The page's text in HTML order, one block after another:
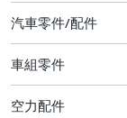
其他汽車零配件
原廠=規格大燈.正
汽車零件/配件
車組零件
空力配件